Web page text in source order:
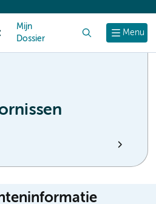
Menu
Mijn
Dossier